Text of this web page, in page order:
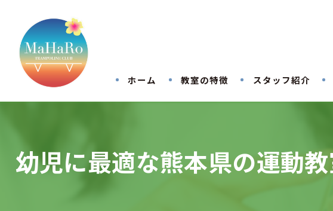
ホーム 教室の特徴 スタッフ紹介
幼児に最適な熊本県の運動